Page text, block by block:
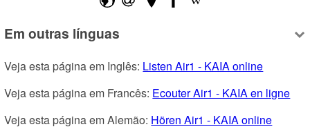
Em outras línguas
Veja esta página em Inglês: Listen Air1 - KAIA online
Veja esta página em Francês: Ecouter Air1 - KAIA en ligne
Veja esta página em Alemão: Hören Air1 - KAIA online